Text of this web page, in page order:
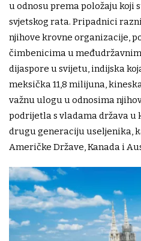
u odnosu prema položaju koji
svjetskog rata. Pripadnici
njihove krovne organizacije,
čimbenicima u
dijaspore u svijetu, indijska
meksička 11,8 milijuna,
važnu ulogu u odnosima
podrijetla s vladama država u
drugu generaciju useljenika,
Američke Države, Kanada i